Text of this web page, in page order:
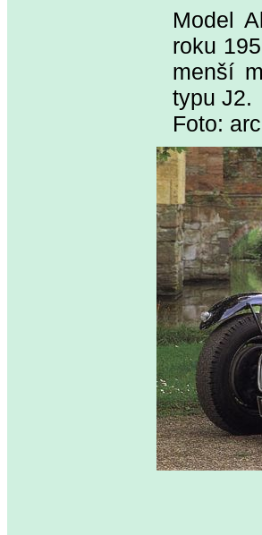
Model
roku
menší
typu J2.
Foto: